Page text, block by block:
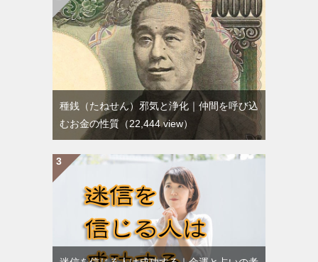
種銭（たねせん）邪気と浄化｜仲間を呼び込
むお金の性質 （22,444 view）